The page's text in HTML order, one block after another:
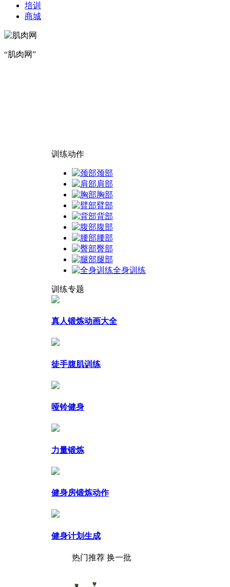
训练动作
颈部
肩部
胸部
臂部
背部
腹部
腰部
臀部
腿部
全身训练
训练专题
真人锻炼动画大全
徒手腹肌训练
哑铃健身
力量锻炼
健身房锻炼动作
健身计划生成
热门推荐 换一批
培训
商城
“肌肉网”